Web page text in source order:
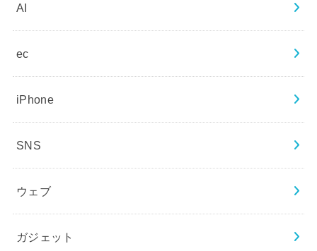
AI
ec
iPhone
SNS
ウェブ
ガジェット